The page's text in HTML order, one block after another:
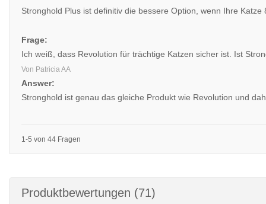
Stronghold Plus ist definitiv die bessere Option, wenn Ihre
Frage:
Ich weiß, dass Revolution für trächtige Katzen sicher ist. Ist
Von Patricia AA
Answer:
Stronghold ist genau das gleiche Produkt wie Revolution und
1-5 von 44 Fragen
Produktbewertungen (71)